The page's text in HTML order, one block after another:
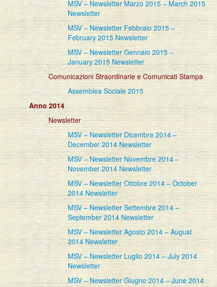
MSV – Newsletter Marzo 2015 – March 2015
Newsletter
MSV – Newsletter Febbraio 2015 –
February 2015 Newsletter
MSV – Newsletter Gennaio 2015 –
January 2015 Newsletter
Comunicazioni Straordinarie e Comunicati Stampa
Assemblea Sociale 2015
Anno 2014
Newsletter
MSV – Newsletter Dicembre 2014 –
December 2014 Newsletter
MSV – Newsletter Novembre 2014 –
November 2014 Newsletter
MSV – Newsletter Ottobre 2014 – October
2014 Newsletter
MSV – Newsletter Settembre 2014 –
September 2014 Newsletter
MSV – Newsletter Agosto 2014 – August
2014 Newsletter
MSV – Newsletter Luglio 2014 – July 2014
Newsletter
MSV – Newsletter Giugno 2014 – June 2014